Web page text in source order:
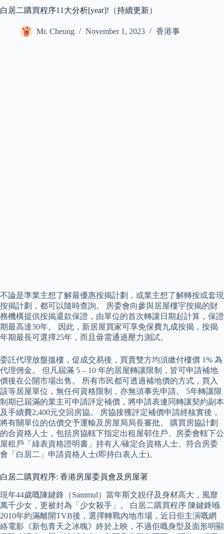
白居二購買程序11大分析[year]!（持續更新）
Mr. Cheung November 1, 2023 香港事
不論是準業主想了解最優惠按揭計劃，或業主想了解轉按或套現
按揭計劃，都可以隨時查詢。 房委會向參與居屋樓宇按揭的財
務機構提供按揭還款保證，由單位的首次轉讓日期起計算，保證
期最高達30年。 因此，新居屋買家可享免保費九成按揭，按揭
年期最長可選擇25年，而且毋需通過壓力測試。
委託代理放盤搵樓，促成交易後，買賣雙方均須繳付樓價 1% 為
代理佣金。 但凡屆滿 5 – 10 年的居屋轉讓限制，皆可申請補地
價後在公開市場出售。 所有市民都可透過補地價的方式，買入
該等居屋單位，無任何資格限制，亦無須事先申請。 5年轉讓限
制期已屆滿的業主可申請評定補價，將申請表連同轉讓契約副本
及手續費2,400元交回房協。 房協接獲評定補價申請經核實後，
將有關單位的估價交予運輸及房屋局局長審批。 購買房協計劃
的合資格人士，包括房協轄下指定出租屋邨住戶、房委會轄下公
屋租戶「綠表資格證明書」持有人/確定合資格人士、符合房委
會「白居二」申請資格人士(即持白表人士)。
白居二購買程序: 香港房屋委員會及房屋署
現年44歲嘅陳鍵鋒（Sammul）當年斯文靚仔及身材高大，風靡
萬千少女，更被封為「少女殺手」。 白居二購買程序 陳鍵鋒喺
2010年約滿離開TVB後，選擇轉戰內地市場，近日佢主演嘅網
絡電影《新包青天之冰魄》終於上映，不過佢嘅身型及面形明顯